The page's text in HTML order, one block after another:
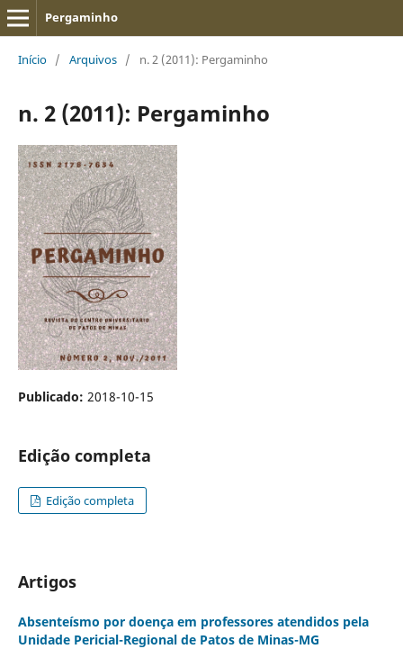
Pergaminho
Início / Arquivos / n. 2 (2011): Pergaminho
n. 2 (2011): Pergaminho
Publicado: 2018-10-15
Edição completa
Edição completa
Artigos
Absenteísmo por doença em professores atendidos pela
Unidade Pericial-Regional de Patos de Minas-MG